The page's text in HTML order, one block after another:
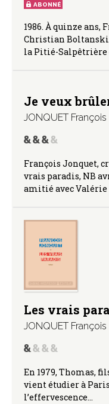
ABONNÉ
1986. À quinze ans,
Christian Boltanski
la Pitié-Salpêtrière
Je veux
JONQUET François
François Jonquet,
vrais paradis, NB
amitié avec Valérie
Les vrais
JONQUET François
En 1979, Thomas,
vient étudier à Paris
l’effervescence…